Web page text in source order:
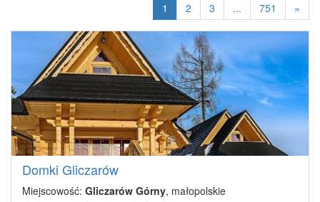
1 2 3 ... 751 »
Domki Gliczarów
Miejscowość: Gliczarów Górny, małopolskie